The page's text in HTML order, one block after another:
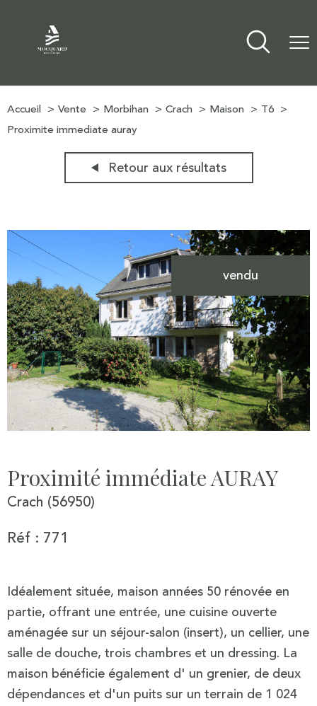
Accueil Vente Morbihan Crach Maison
T6
Proximite immediate auray
Retour aux résultats
vendu
Proximité immédiate AURAY
Crach (56950)
Réf : 771
Idéalement située, maison années 50 rénovée en
partie, offrant une entrée, une cuisine ouverte
aménagée sur un séjour-salon (insert), un cellier, une
salle de douche, trois chambres et un dressing. La
maison bénéficie également d' un grenier, de deux
dépendances et d'un puits sur un terrain de 1 024